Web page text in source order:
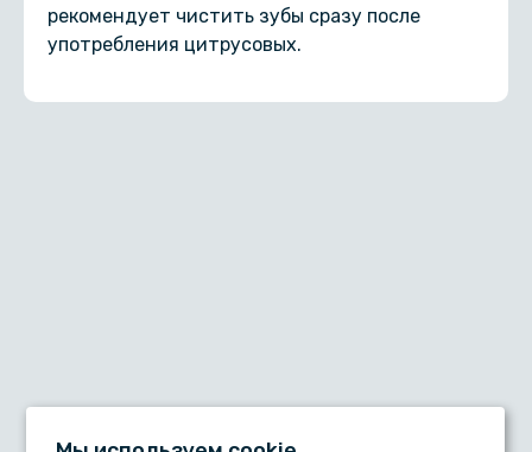
рекомендует чистить зубы сразу после
употребления цитрусовых.